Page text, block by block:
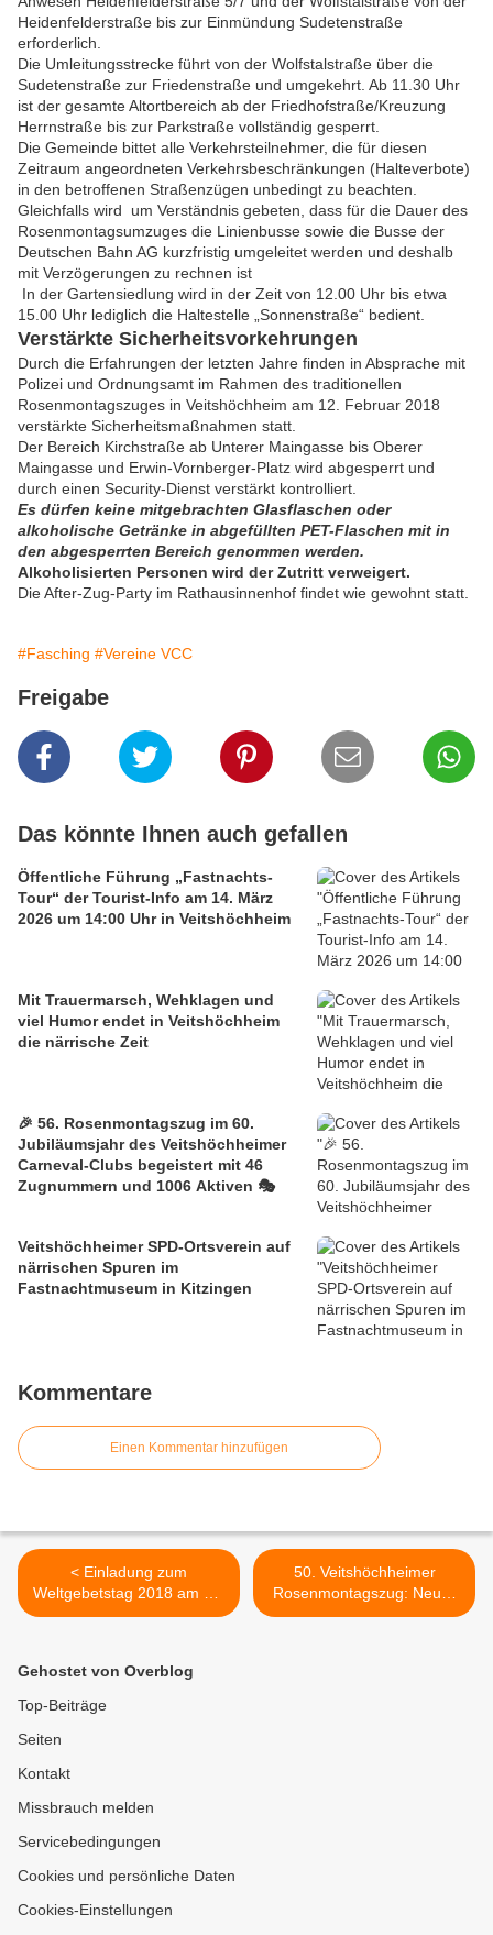
Heidenfelderstraße bis zur Einmündung Sudetenstraße
erforderlich.
Die Umleitungsstrecke führt von der Wolfstalstraße über die
Sudetenstraße zur Friedenstraße und umgekehrt. Ab 11.30 Uhr
ist der gesamte Altortbereich ab der Friedhofstraße/Kreuzung
Herrnstraße bis zur Parkstraße vollständig gesperrt.
Die Gemeinde bittet alle Verkehrsteilnehmer, die für diesen
Zeitraum angeordneten Verkehrsbeschränkungen (Halteverbote)
in den betroffenen Straßenzügen unbedingt zu beachten.
Gleichfalls wird um Verständnis gebeten, dass für die Dauer des
Rosenmontagsumzuges die Linienbusse sowie die Busse der
Deutschen Bahn AG kurzfristig umgeleitet werden und deshalb
mit Verzögerungen zu rechnen ist
In der Gartensiedlung wird in der Zeit von 12.00 Uhr bis etwa
15.00 Uhr lediglich die Haltestelle „Sonnenstraße“ bedient.
Verstärkte Sicherheitsvorkehrungen
Durch die Erfahrungen der letzten Jahre finden in Absprache mit
Polizei und Ordnungsamt im Rahmen des traditionellen
Rosenmontagszuges in Veitshöchheim am 12. Februar 2018
verstärkte Sicherheitsmaßnahmen statt.
Der Bereich Kirchstraße ab Unterer Maingasse bis Oberer
Maingasse und Erwin-Vornberger-Platz wird abgesperrt und
durch einen Security-Dienst verstärkt kontrolliert.
Es dürfen keine mitgebrachten Glasflaschen oder
alkoholische Getränke in abgefüllten PET-Flaschen mit in
den abgesperrten Bereich genommen werden.
Alkoholisierten Personen wird der Zutritt verweigert.
Die After-Zug-Party im Rathausinnenhof findet wie gewohnt statt.
#Fasching #Vereine VCC
Freigabe
Das könnte Ihnen auch gefallen
Öffentliche Führung „Fastnachts-
Tour“ der Tourist-Info am 14. März
2026 um 14:00 Uhr in Veitshöchheim
Mit Trauermarsch, Wehklagen und
viel Humor endet in Veitshöchheim
die närrische Zeit
🎉 56. Rosenmontagszug im 60.
Jubiläumsjahr des Veitshöchheimer
Carneval-Clubs begeistert mit 46
Zugnummern und 1006 Aktiven 🎭
Veitshöchheimer SPD-Ortsverein auf
närrischen Spuren im
Fastnachtmuseum in Kitzingen
Kommentare
Einen Kommentar hinzufügen
< Einladung zum
Weltgebetstag 2018 am 02.
März um 19.00 Uhr in der
Veitshöchheim
50. Veitshöchheimer
Rosenmontagszug: Neuer
Teilnehmer-Rekord -
Gehostet von Overblog
Top-Beiträge
Seiten
Kontakt
Missbrauch melden
Servicebedingungen
Cookies und persönliche Daten
Cookies-Einstellungen